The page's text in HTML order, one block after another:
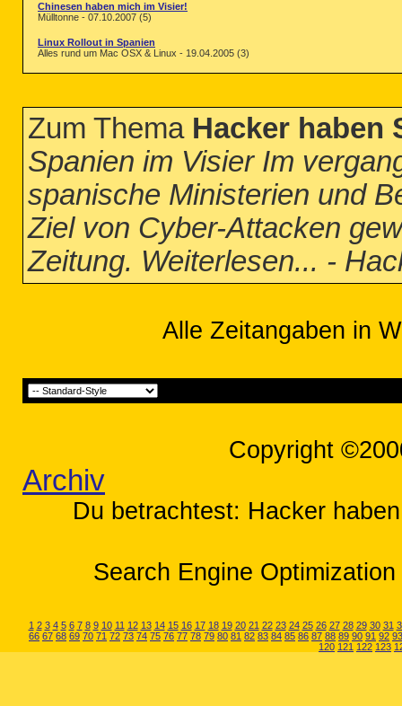
Chinesen haben mich im Visier!
Mülltonne - 07.10.2007 (5)
Linux Rollout in Spanien
Alles rund um Mac OSX & Linux - 19.04.2005 (3)
Zum Thema Hacker haben
Spanien im Visier Im
spanische Ministerien und
Ziel von Cyber-Attacken
Zeitung. Weiterlesen... -
Alle Zeitangaben in
Copyright
Archiv
Du betrachtest: Hacker
Search Engine
1 2 3 4 5 6 7 8 9 10 11 12 13 14 15 16 17 18 19 20 21 22 23 24 25 26 27 28 29 30 31
66 67 68 69 70 71 72 73 74 75 76 77 78 79 80 81 82 83 84 85 86 87 88 89 90 91 92 93
120 121 122 123